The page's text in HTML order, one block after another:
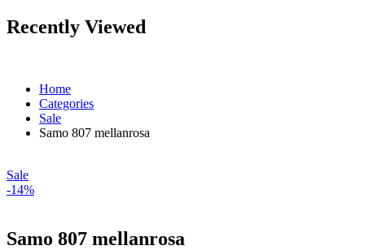
Recently Viewed
Home
Categories
Sale
Samo 807 mellanrosa
Sale
-14%
Samo 807 mellanrosa